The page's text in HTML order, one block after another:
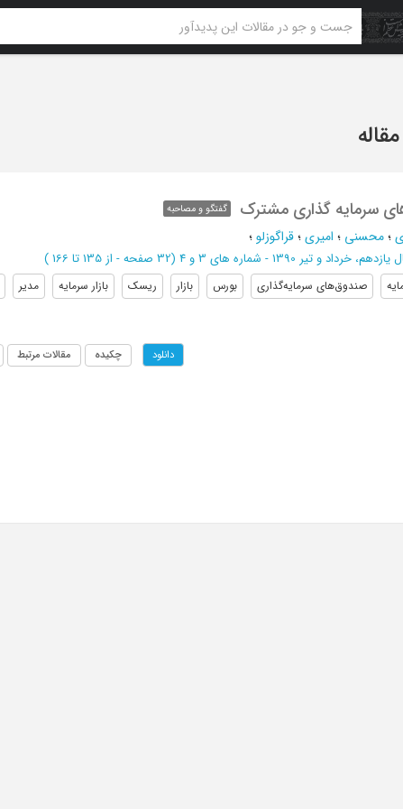
سرمایه گذاری مشترک گفتگو و مصاحبه
؛محسنی ؛ امیری؛قراگوزلو؛
خرداد و تیر 1390 - شماره های 3 و 4 (‎32 صفحه - از 135 تا 166 )
صندوق‌های سرمایه‌گذاری بورس بازار ریسک بازار سرمایه مدیر
دانلود چکیده مقالات مرتبط